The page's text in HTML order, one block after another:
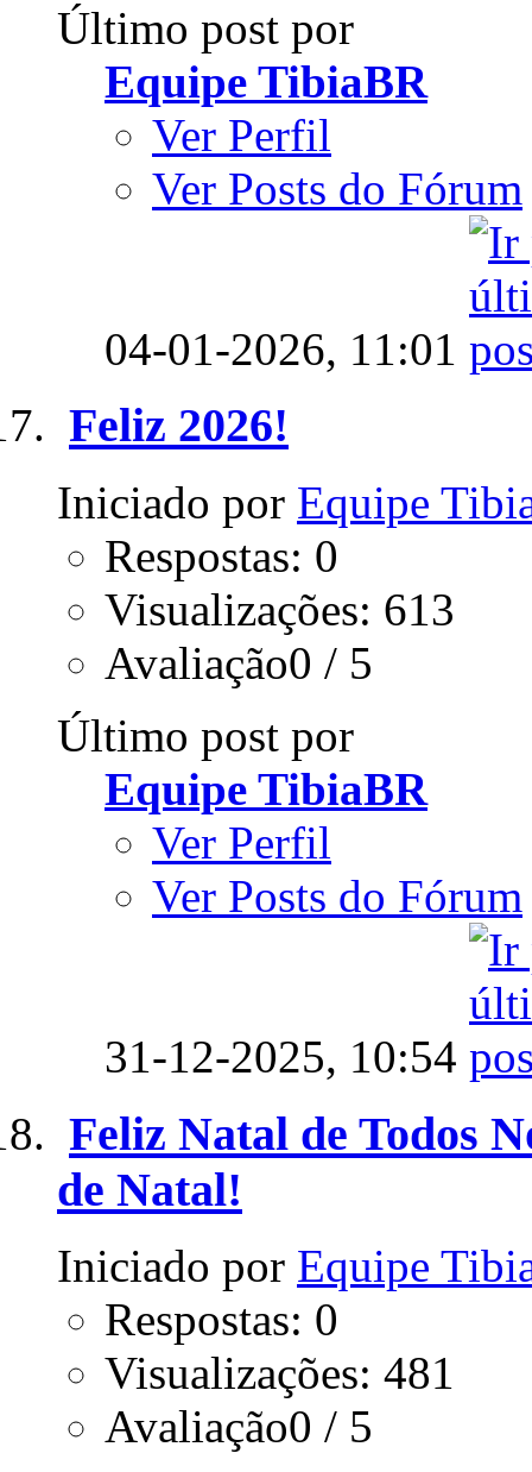
Último post por
Equipe TibiaBR
Ver Perfil
Ver Posts do Fórum
04-01-2026, 11:01
Feliz 2026!
Iniciado por Equipe
Respostas: 0
Visualizações: 613
Avaliação0 / 5
Último post por
Equipe TibiaBR
Ver Perfil
Ver Posts do Fórum
31-12-2025, 10:54
Feliz Natal de Todos
de Natal!
Iniciado por Equipe
Respostas: 0
Visualizações: 481
Avaliação0 / 5